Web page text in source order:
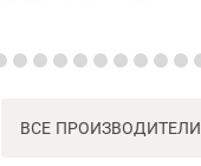
ВСЕ ПРОИЗВОДИТЕЛИ